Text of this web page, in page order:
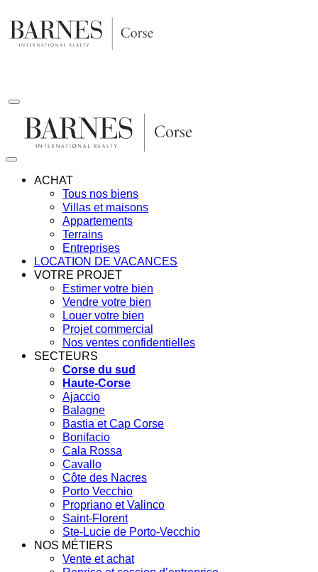
au
contenu
ACHAT
Tous nos biens
Villas et maisons
Appartements
Terrains
Entreprises
LOCATION DE VACANCES
VOTRE PROJET
Estimer votre bien
Vendre votre bien
Louer votre bien
Projet commercial
Nos ventes confidentielles
SECTEURS
Corse du sud
Haute-Corse
Ajaccio
Balagne
Bastia et Cap Corse
Bonifacio
Cala Rossa
Cavallo
Côte des Nacres
Porto Vecchio
Propriano et Valinco
Saint-Florent
Ste-Lucie de Porto-Vecchio
NOS MÉTIERS
Vente et achat